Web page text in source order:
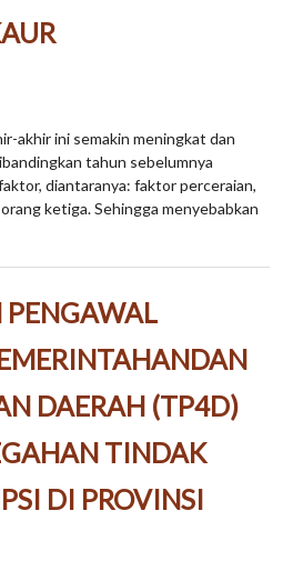
akhir ini semakin meningkat dan
tahun sebelumnya
diantaranya: faktor perceraian,
ketiga. Sehingga menyebabkan
DAERAH (TP4D)
TINDAK
DI PROVINSI